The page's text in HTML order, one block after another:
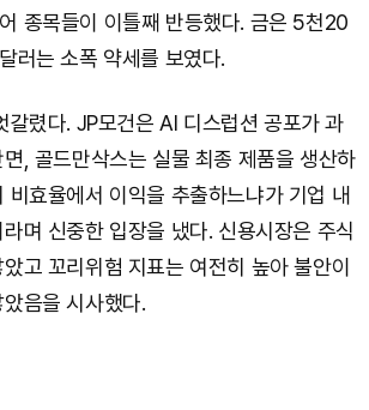
종목들이 이틀째 반등했다. 금은 5천20
러는 소폭 약세를 보였다.
갈렸다. JP모건은 AI 디스럽션 공포가 과
, 골드만삭스는 실물 최종 제품을 생산하
비효율에서 이익을 추출하느냐가 기업 내
며 신중한 입장을 냈다. 신용시장은 주식
고 꼬리위험 지표는 여전히 높아 불안이
음을 시사했다.